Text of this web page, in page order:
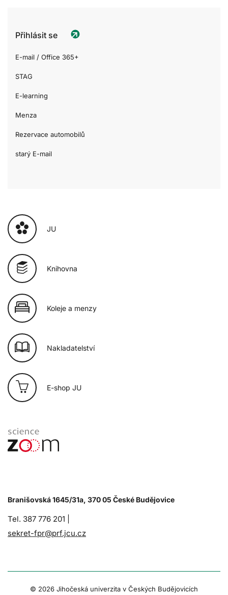
Přihlásit se
E-mail / Office 365+
STAG
E-learning
Menza
Rezervace automobilů
starý E-mail
JU
Knihovna
Koleje a menzy
Nakladatelství
E-shop JU
Branišovská 1645/31a, 370 05 České Budějovice
Tel. 387 776 201 |
sekret-fpr@prf.jcu.cz
© 2026 Jihočeská univerzita v Českých Budějovicích